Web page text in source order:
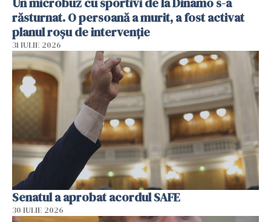
răsturnat. O persoană a murit, a fost activat
planul roșu de intervenție
31 IULIE 2026
Senatul a aprobat acordul SAFE
30 IULIE 2026